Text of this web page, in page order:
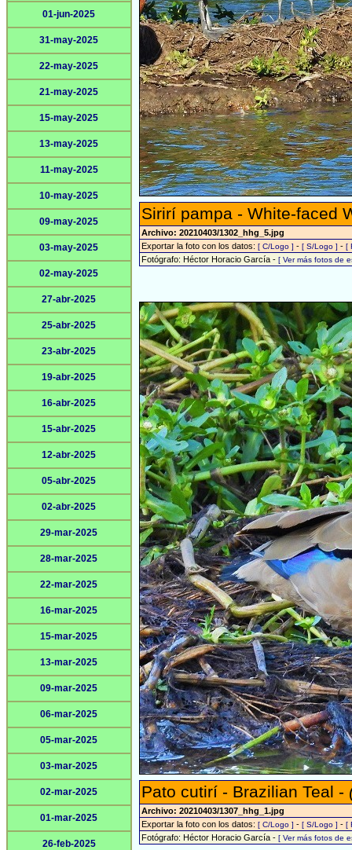
01-jun-2025
31-may-2025
22-may-2025
21-may-2025
15-may-2025
13-may-2025
11-may-2025
10-may-2025
09-may-2025
03-may-2025
02-may-2025
27-abr-2025
25-abr-2025
23-abr-2025
19-abr-2025
16-abr-2025
15-abr-2025
12-abr-2025
05-abr-2025
02-abr-2025
29-mar-2025
28-mar-2025
22-mar-2025
16-mar-2025
15-mar-2025
13-mar-2025
09-mar-2025
06-mar-2025
05-mar-2025
03-mar-2025
02-mar-2025
01-mar-2025
26-feb-2025
Sirirí pampa - White-faced
Archivo: 20210403/1302_hhg_5.jpg
Exportar la foto con los datos: [ C/Logo ] - [ S/Logo ] - [
Fotógrafo: Héctor Horacio García - [ Ver más fotos de
Pato cutirí - Brazilian Teal -
Archivo: 20210403/1307_hhg_1.jpg
Exportar la foto con los datos: [ C/Logo ] - [ S/Logo ] - [
Fotógrafo: Héctor Horacio García - [ Ver más fotos de